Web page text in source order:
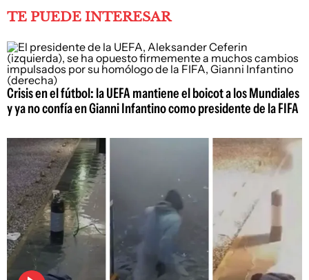
TE PUEDE INTERESAR
Crisis en el fútbol: la UEFA mantiene el boicot a los Mundiales
y ya no confía en Gianni Infantino como presidente de la FIFA